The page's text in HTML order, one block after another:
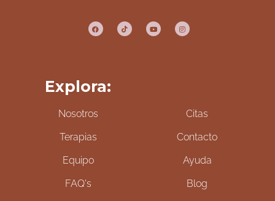
Explora:
Nosotros
Terapias
Equipo
FAQ's
Citas
Contacto
Ayuda
Blog